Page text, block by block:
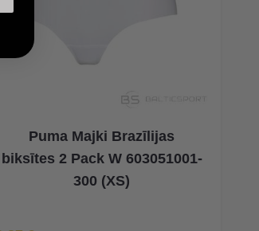
Puma Majki Brazīlijas
biksītes 2 Pack W 603051001-
300 (XS)